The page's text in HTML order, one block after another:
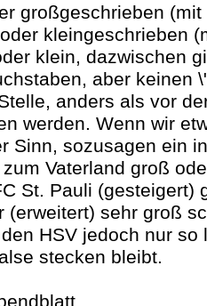
großgeschrieben
kleingeschrieben
klein, dazwischen
aber keinen
anders als vor
werden. Wenn wir
Sinn, sozusagen ein
Vaterland groß
St. Pauli (gesteigert)
(erweitert) sehr groß
HSV jedoch nur so
stecken bleibt.